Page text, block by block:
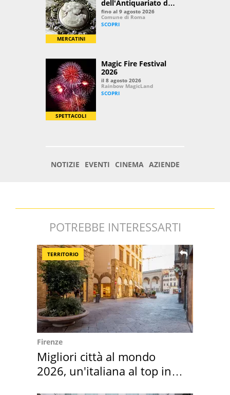
POTREBBE INTERESSARTI
TERRITORIO
Firenze
Migliori città al mondo
2026, un'italiana al top in